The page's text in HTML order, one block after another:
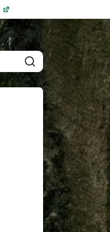
Sök
Fler supportlänkar